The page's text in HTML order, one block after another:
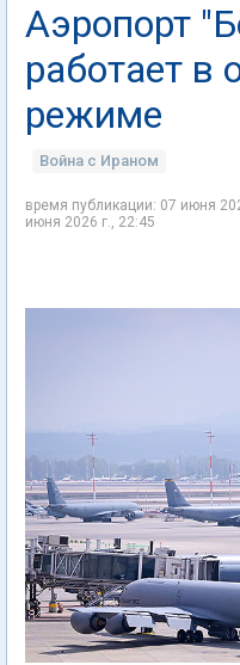
Аэропорт
работает в
режиме
Война с Ираном
время публикации: 07 июня
июня 2026 г., 22:45